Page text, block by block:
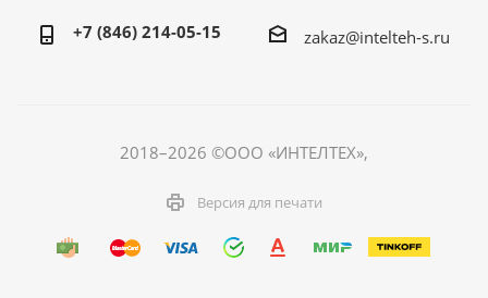
+7 (846) 214-05-15 zakaz@intelteh-s.ru
2018–2026 ©ООО «ИНТЕЛТЕХ»,
Версия для печати